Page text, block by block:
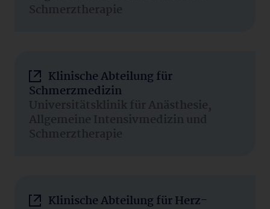
Schmerztherapie
Klinische Abteilung für
Schmerzmedizin
Universitätsklinik für Anästhesie,
Allgemeine Intensivmedizin und
Schmerztherapie
Klinische Abteilung für Herz-